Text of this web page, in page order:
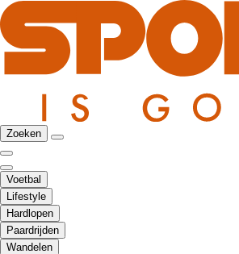
Zoeken
Voetbal
Lifestyle
Hardlopen
Paardrijden
Wandelen